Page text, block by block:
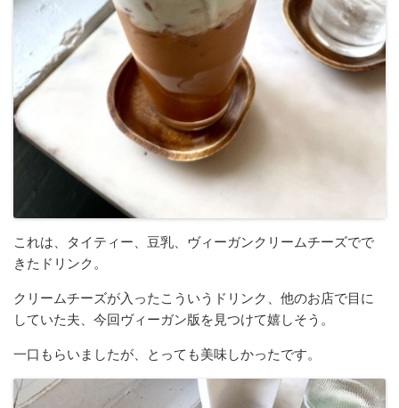
これは、タイティー、豆乳、ヴィーガンクリームチーズでで
きたドリンク。
クリームチーズが入ったこういうドリンク、他のお店で目に
していた夫、今回ヴィーガン版を見つけて嬉しそう。
一口もらいましたが、とっても美味しかったです。